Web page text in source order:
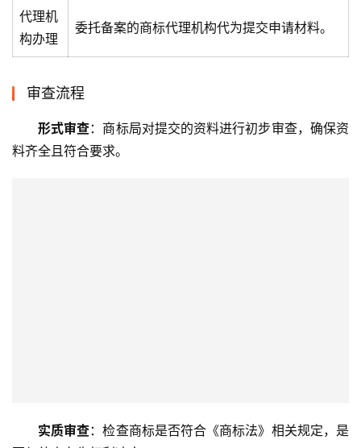
代理机
构办理
委托备案的商标代理机构代为提交申请材料。
审查流程
形式审查：商标局对提交的资料进行初步审查，确保资
料齐全且符合要求。
实质审查：检查商标是否符合《商标法》相关规定，是